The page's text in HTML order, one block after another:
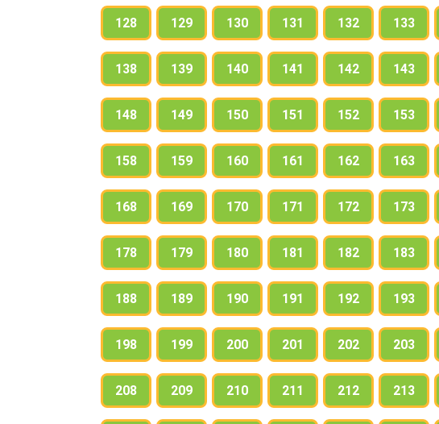
128 129 130 131 132 133
138 139 140 141 142 143
148 149 150 151 152 153
158 159 160 161 162 163
168 169 170 171 172 173
178 179 180 181 182 183
188 189 190 191 192 193
198 199 200 201 202 203
208 209 210 211 212 213